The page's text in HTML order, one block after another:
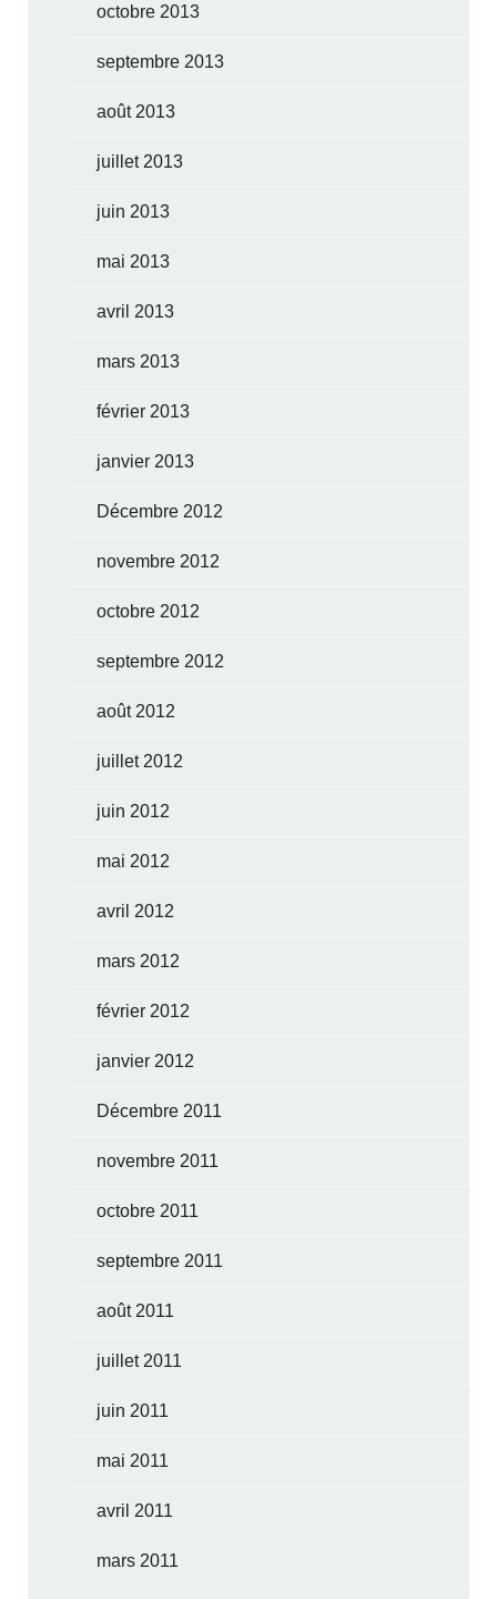
octobre 2013
septembre 2013
août 2013
juillet 2013
juin 2013
mai 2013
avril 2013
mars 2013
février 2013
janvier 2013
Décembre 2012
novembre 2012
octobre 2012
septembre 2012
août 2012
juillet 2012
juin 2012
mai 2012
avril 2012
mars 2012
février 2012
janvier 2012
Décembre 2011
novembre 2011
octobre 2011
septembre 2011
août 2011
juillet 2011
juin 2011
mai 2011
avril 2011
mars 2011